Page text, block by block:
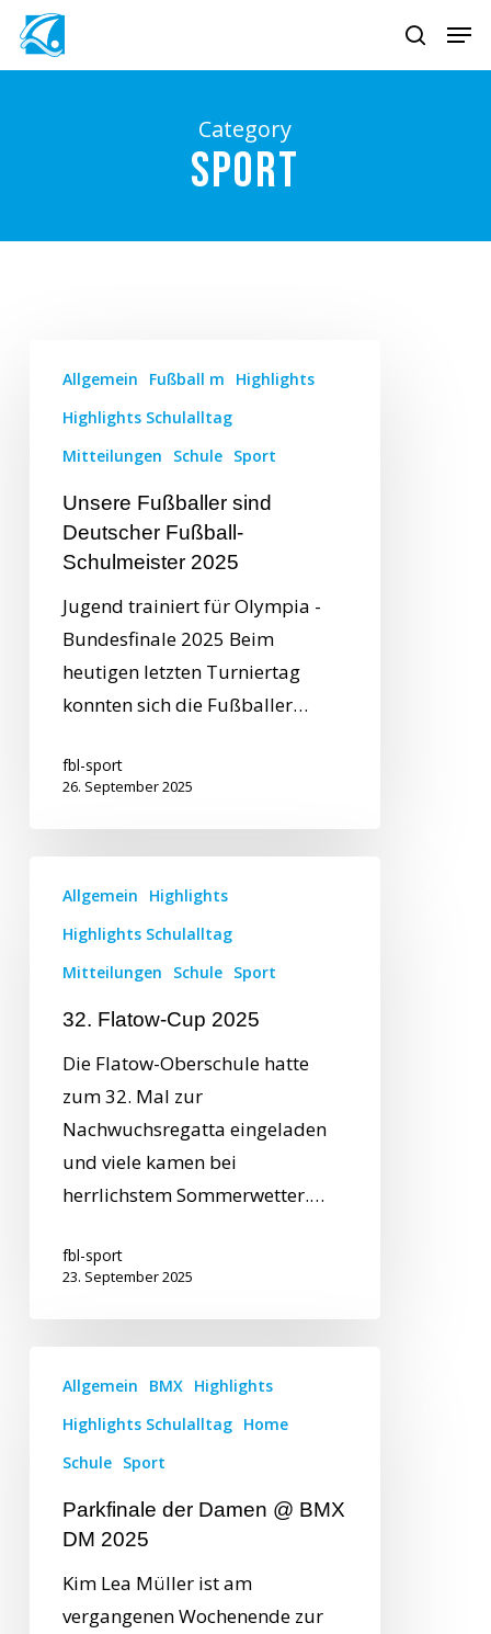
Skip
search
Category
Sport
Allgemein Fußball m
Highlights
Highlights Schulalltag
Mitteilungen
Schule Sport
Unsere Fußballer sind
Deutscher Fußball-
Schulmeister 2025
Jugend trainiert für Olympia -
Bundesfinale 2025 Beim
heutigen letzten Turniertag
konnten sich die Fußballer…
fbl-sport
26. September 2025
Allgemein
Highlights
Highlights Schulalltag
Mitteilungen
Schule Sport
32. Flatow-Cup 2025
Die Flatow-Oberschule hatte
zum 32. Mal zur
Nachwuchsregatta eingeladen
und viele kamen bei
herrlichstem Sommerwetter.…
fbl-sport
23. September 2025
Allgemein BMX Highlights
Highlights Schulalltag Home
Schule Sport
Parkfinale der Damen @ BMX
DM 2025
Kim Lea Müller ist am
vergangenen Wochenende zur